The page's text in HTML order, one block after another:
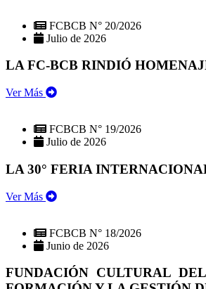
FCBCB N° 20/2026
Julio de 2026
LA FC-BCB RINDIÓ
Ver Más
FCBCB N° 19/2026
Julio de 2026
LA 30° FERIA
Ver Más
FCBCB N° 18/2026
Junio de 2026
FUNDACIÓN CULTURAL